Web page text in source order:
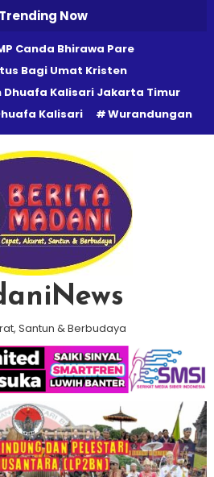
Trending Now
Canda Bhirawa Pare
Bagi Umat Kristen
Dhuafa Kalisari Jakarta Timur
Kalisari
Wurandungan
Santun & Berbudaya